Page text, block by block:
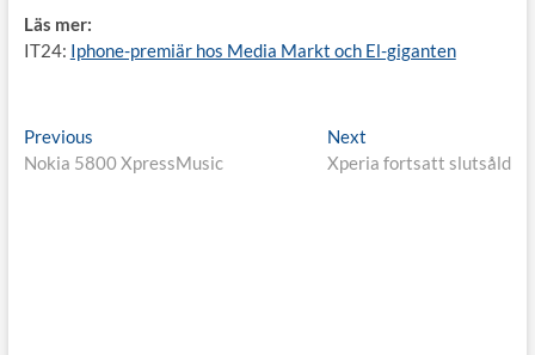
Läs mer:
IT24: Iphone-premiär hos Media Markt och El-giganten
Inläggsnavigering
PreviousPrevious
post:
Nokia 5800 XpressMusic
Next
post:
Xperia fortsatt slutsåld